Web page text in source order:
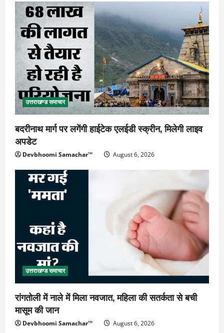
उत्तराखण्ड समाचार
बदरीनाथ मार्ग पर लगेंगी हाईटेक एलईडी स्क्रीन, मिलेगी लाइव
अपडेट
Devbhoomi Samachar™ August 6, 2026
उत्तराखण्ड समाचार
रांगतोली में नाले में मिला नवजात, महिला की सतर्कता से बची
मासूम की जान
Devbhoomi Samachar™ August 6, 2026